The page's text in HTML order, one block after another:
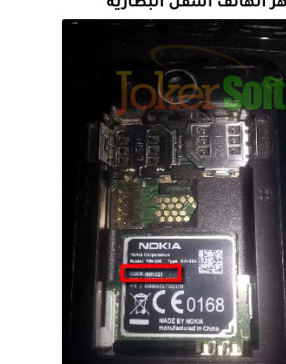
الهاتف اسفل البطارية